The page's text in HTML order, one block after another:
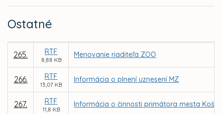
Ostatné
265. RTF
8,88 KB
Menovanie riaditeľa ZOO
266. RTF
13,07 KB
Informácia o plnení uznesení MZ
267. RTF
11,8 KB
Informácia o činnosti primátora mesta